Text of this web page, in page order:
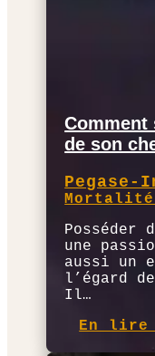
Comment
de son
Pegase-
Mortalité
Posséder
une
aussi un
l’égard
Il…
En lire